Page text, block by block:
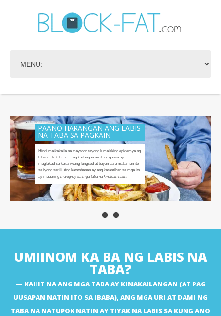
UMIINOM KA BA NG LABIS NA
TABA?
KAHIT NA ANG MGA TABA AY KINAKAILANGAN (AT PAG
UUSAPAN NATIN ITO SA IBABA), ANG MGA URI AT DAMI NG
TABA NA NATUPOK NATIN AY TIYAK NA LABIS SA KUNG ANO